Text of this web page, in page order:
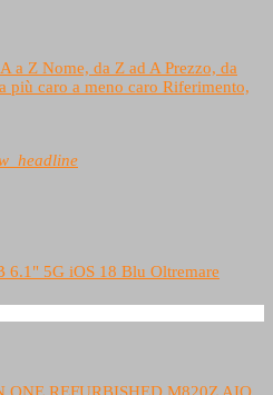
a Z Nome, da Z ad A Prezzo, da
più caro a meno caro Riferimento,